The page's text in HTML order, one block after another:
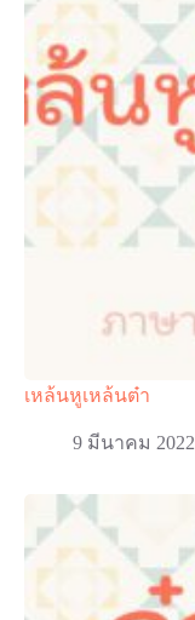
เหล้นหูเหล้นต๋า
9 มีนาคม 2022